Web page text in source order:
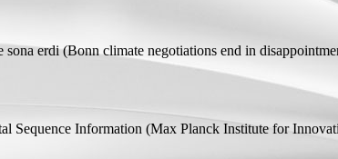
sona erdi (Bonn climate negotiations end in
Sequence Information (Max Planck Institute for